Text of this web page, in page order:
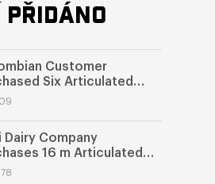
PŘIDÁNO
Customer
Six Articulated
Lifts from SWLLIFT
Dairy Company
16 m Articulated
Lift